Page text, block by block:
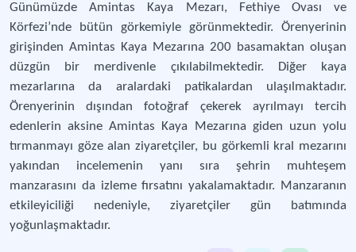
Günümüzde Amintas Kaya Mezarı, Fethiye Ovası ve
Körfezi’nde bütün görkemiyle görünmektedir. Örenyerinin
girişinden Amintas Kaya Mezarına 200 basamaktan oluşan
düzgün bir merdivenle çıkılabilmektedir. Diğer kaya
mezarlarına da aralardaki patikalardan ulaşılmaktadır.
Örenyerinin dışından fotoğraf çekerek ayrılmayı tercih
edenlerin aksine Amintas Kaya Mezarına giden uzun yolu
tırmanmayı göze alan ziyaretçiler, bu görkemli kral mezarını
yakından incelemenin yanı sıra şehrin muhteşem
manzarasını da izleme fırsatını yakalamaktadır. Manzaranın
etkileyiciliği nedeniyle, ziyaretçiler gün batımında
yoğunlaşmaktadır.